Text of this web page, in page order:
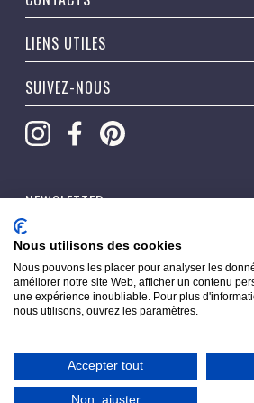
LIENS UTILES
SUIVEZ-NOUS
NEWSLETTER
Copyright © 2026 Pippacorner. Tous
Nous utilisons des cookies
Nous pouvons les placer pour analyser les
améliorer notre site Web, afficher un contenu
une expérience inoubliable. Pour plus
nous utilisons, ouvrez les paramètres.
Accepter tout
Non, ajuster